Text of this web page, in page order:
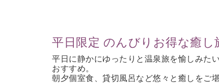
平日限定 のんびりお得な癒し
平日に静かにゆったりと温泉旅を愉しみた
おすすめ。
朝夕個室食、貸切風呂など悠々と癒しをご